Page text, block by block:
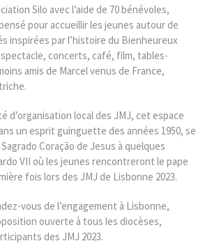
Silo avec l’aide de 70 bénévoles,
pour accueillir les jeunes autour de
inspirées par l’histoire du Bienheureux
concerts, café, film, tables-
amis de Marcel venus de France,
d’organisation local des JMJ, cet espace
un esprit guinguette des années 1950, se
Coração de Jesus à quelques
VII où les jeunes rencontreront le pape
fois lors des JMJ de Lisbonne 2023.
vous de l’engagement à Lisbonne,
ouverte à tous les diocèses,
des JMJ 2023.